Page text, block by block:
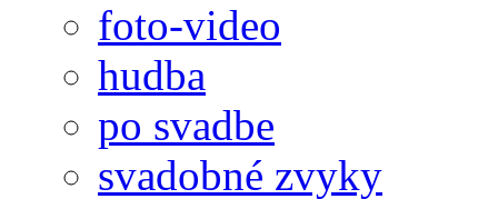
foto-video
hudba
po svadbe
svadobné zvyky